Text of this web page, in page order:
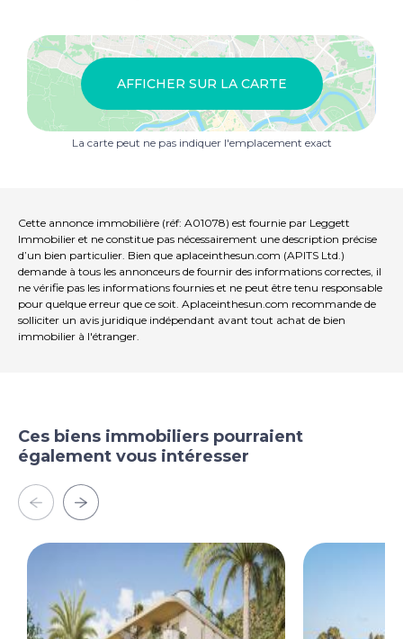
AFFICHER SUR LA CARTE
La carte peut ne pas indiquer l'emplacement exact
Cette annonce immobilière (réf: A01078) est fournie par Leggett
Immobilier et ne constitue pas nécessairement une description précise
d’un bien particulier. Bien que aplaceinthesun.com (APITS Ltd.)
demande à tous les annonceurs de fournir des informations correctes, il
ne vérifie pas les informations fournies et ne peut être tenu responsable
pour quelque erreur que ce soit. Aplaceinthesun.com recommande de
solliciter un avis juridique indépendant avant tout achat de bien
immobilier à l'étranger.
Ces biens immobiliers pourraient
également vous intéresser